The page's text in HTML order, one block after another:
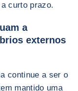
curto prazo.
a
externos
continue a ser o
mantido uma